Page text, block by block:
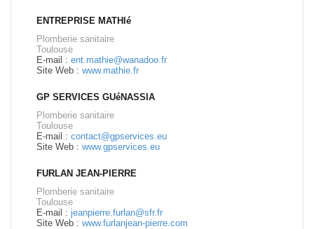
ENTREPRISE MATHIé
Plomberie sanitaire
Toulouse
E-mail : ent.mathie@wanadoo.fr
Site Web : www.mathie.fr
GP SERVICES GUéNASSIA
Plomberie sanitaire
Toulouse
E-mail : contact@gpservices.eu
Site Web : www.gpservices.eu
FURLAN JEAN-PIERRE
Plomberie sanitaire
Toulouse
E-mail : jeanpierre.furlan@sfr.fr
Site Web : www.furlanjean-pierre.com